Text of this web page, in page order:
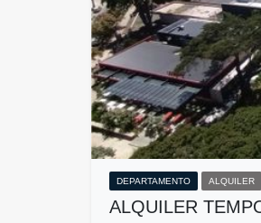
DEPARTAMENTO ALQUILER
ALQUILER